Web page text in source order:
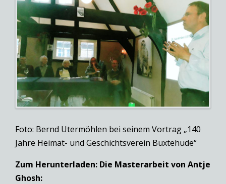
Foto: Bernd Utermöhlen bei seinem Vortrag „140
Jahre Heimat- und Geschichtsverein Buxtehude“
Zum Herunterladen: Die Masterarbeit von Antje
Ghosh: